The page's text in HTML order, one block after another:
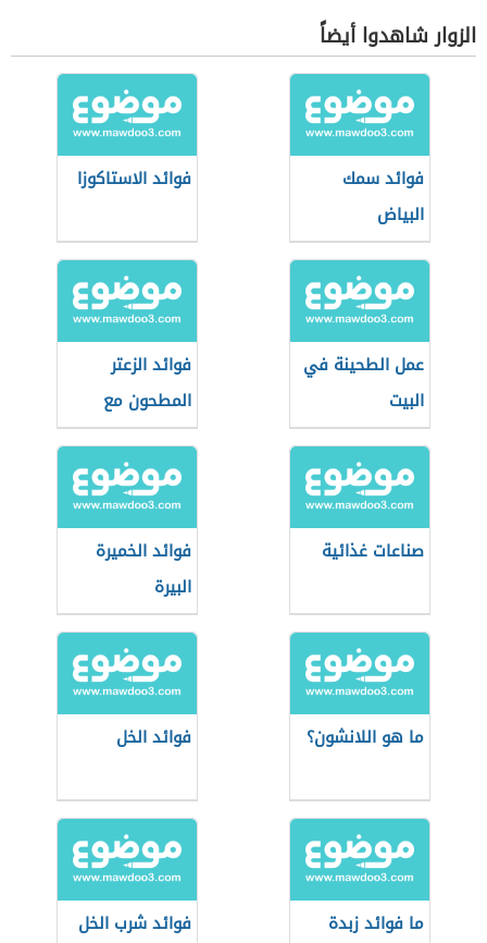
الزوار شاهدوا أيضاً
فوائد سمك
البياض
فوائد الاستاكوزا
عمل الطحينة في
البيت
فوائد الزعتر
المطحون مع
السمسم
صناعات غذائية
فوائد الخميرة
البيرة
ما هو اللانشون؟ فوائد الخل
ما فوائد زبدة
فوائد شرب الخل